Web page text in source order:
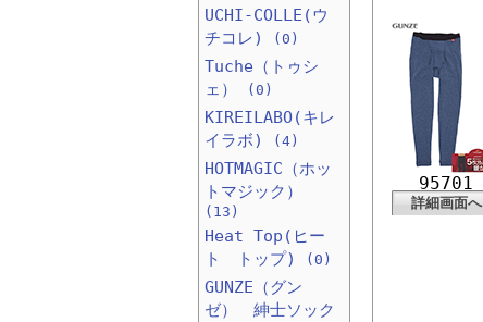
95701
詳細画面へ
UCHI-COLLE(ウ
チコレ)
(0)
Tuche（トゥシ
ェ）
(0)
KIREILABO(キレ
イラボ)
(4)
HOTMAGIC（ホッ
トマジック）
(13)
Heat Top(ヒー
ト トップ)
(0)
GUNZE（グン
ゼ） 紳士ソック